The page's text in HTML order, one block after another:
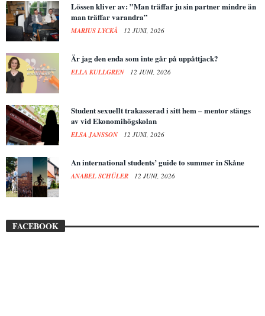
Lössen kliver av: ”Man träffar ju sin partner mindre än
man träffar varandra”
MARIUS LYCKÅ 12 JUNI, 2026
Är jag den enda som inte går på uppåttjack?
ELLA KULLGREN 12 JUNI, 2026
Student sexuellt trakasserad i sitt hem – mentor stängs
av vid Ekonomihögskolan
ELSA JANSSON 12 JUNI, 2026
An international students’ guide to summer in Skåne
ANABEL SCHÜLER 12 JUNI, 2026
FACEBOOK